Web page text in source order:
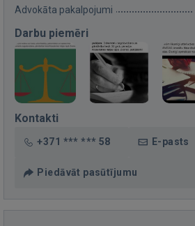
Advokāta pakalpojumi
Darbu piemēri
Kontakti
+371 *** *** 58 E-pasts
Piedāvāt pasūtījumu